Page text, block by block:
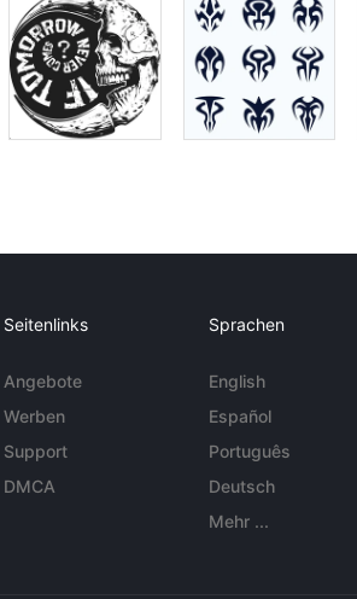
Seitenlinks
Angebote
Werben
Support
DMCA
Sprachen
English
Español
Português
Deutsch
Mehr ...